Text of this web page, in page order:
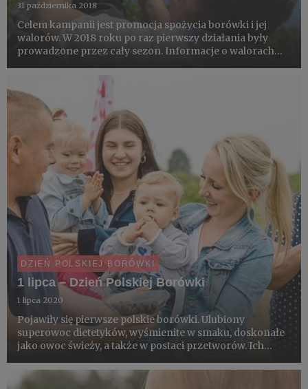
31 października 2018
Celem kampanii jest promocja spożycia borówki i jej
walorów. W 2018 roku po raz pierwszy działania były
prowadzone przez cały sezon. Informacje o walorach
Popularyzowano jej właściwości antyoksydacyjne i
określenie „owoc do zadań sp...
DZIEŃ POLSKIEJ BORÓWKI
1 lipca – Dzień Polskiej Borówki
1 lipca 2020
Pojawiły się pierwsze polskie borówki. Ulubiony
superowoc dietetyków, wyśmienite w smaku, doskonałe
jako owoc świeży, a także w postaci przetworów. Ich
osoby starsze. Ich walory wykorzystują często szefowie
kuchni....